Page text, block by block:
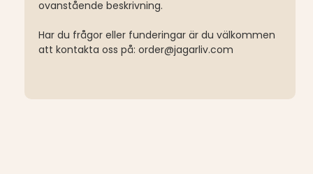
ovanstående beskrivning.
Har du frågor eller funderingar är du välkommen
att kontakta oss på: order@jagarliv.com